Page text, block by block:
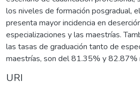
los niveles de formación posgradual,
presenta mayor incidencia en
especializaciones y las maestrías.
las tasas de graduación tanto de
maestrías, son del 81.35% y 82.87%
URI